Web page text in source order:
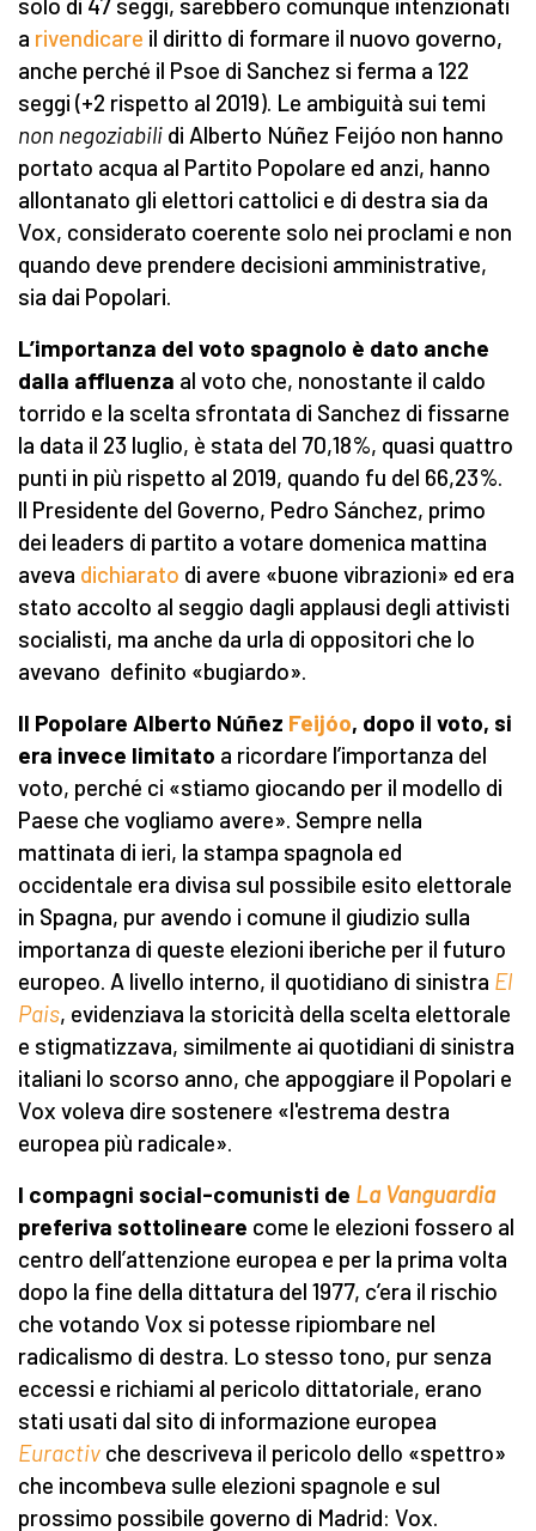
solo di 47 seggi, sarebbero comunque intenzionati
a rivendicare il diritto di formare il nuovo governo,
anche perché il Psoe di Sanchez si ferma a 122
seggi (+2 rispetto al 2019). Le ambiguità sui temi
non negoziabili di Alberto Núñez Feijóo non hanno
portato acqua al Partito Popolare ed anzi, hanno
allontanato gli elettori cattolici e di destra sia da
Vox, considerato coerente solo nei proclami e non
quando deve prendere decisioni amministrative,
sia dai Popolari.
L’importanza del voto spagnolo è dato anche
dalla affluenza al voto che, nonostante il caldo
torrido e la scelta sfrontata di Sanchez di fissarne
la data il 23 luglio, è stata del 70,18%, quasi quattro
punti in più rispetto al 2019, quando fu del 66,23%.
ll Presidente del Governo, Pedro Sánchez, primo
dei leaders di partito a votare domenica mattina
aveva dichiarato di avere «buone vibrazioni» ed era
stato accolto al seggio dagli applausi degli attivisti
socialisti, ma anche da urla di oppositori che lo
avevano definito «bugiardo».
Il Popolare Alberto Núñez Feijóo, dopo il voto, si
era invece limitato a ricordare l’importanza del
voto, perché ci «stiamo giocando per il modello di
Paese che vogliamo avere». Sempre nella
mattinata di ieri, la stampa spagnola ed
occidentale era divisa sul possibile esito elettorale
in Spagna, pur avendo i comune il giudizio sulla
importanza di queste elezioni iberiche per il futuro
europeo. A livello interno, il quotidiano di sinistra El
Pais, evidenziava la storicità della scelta elettorale
e stigmatizzava, similmente ai quotidiani di sinistra
italiani lo scorso anno, che appoggiare il Popolari e
Vox voleva dire sostenere «l'estrema destra
europea più radicale».
I compagni social-comunisti de La Vanguardia
preferiva sottolineare come le elezioni fossero al
centro dell’attenzione europea e per la prima volta
dopo la fine della dittatura del 1977, c’era il rischio
che votando Vox si potesse ripiombare nel
radicalismo di destra. Lo stesso tono, pur senza
eccessi e richiami al pericolo dittatoriale, erano
stati usati dal sito di informazione europea
Euractiv che descriveva il pericolo dello «spettro»
che incombeva sulle elezioni spagnole e sul
prossimo possibile governo di Madrid: Vox.